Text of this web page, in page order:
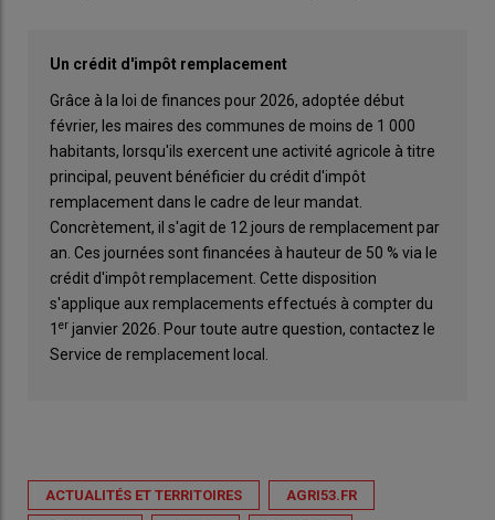
Un crédit d'impôt remplacement
Grâce à la loi de finances pour 2026, adoptée début
février, les maires des communes de moins de 1 000
habitants, lorsqu'ils exercent une activité agricole à titre
principal, peuvent bénéficier du crédit d'impôt
remplacement dans le cadre de leur mandat.
Concrètement, il s'agit de 12 jours de remplacement par
an. Ces journées sont financées à hauteur de 50 % via le
crédit d'impôt remplacement. Cette disposition
s'applique aux remplacements effectués à compter du
1 er janvier 2026. Pour toute autre question, contactez le
Service de remplacement local.
ACTUALITÉS ET TERRITOIRES AGRI53.FR